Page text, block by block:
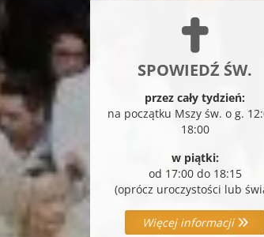
SPOWIEDŹ ŚW.
przez cały tydzień:
na początku Mszy św. o g.
18:00
w piątki:
od 17:00 do 18:15
(oprócz uroczystości lub
Więcej informacji